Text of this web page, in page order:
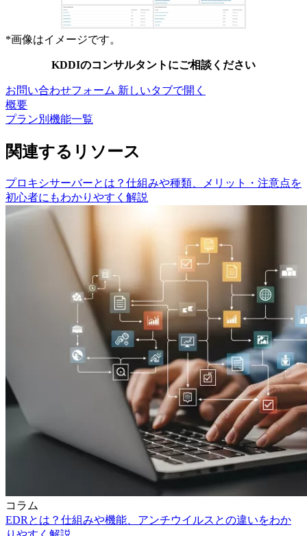
*画像はイメージです。
KDDIのコンサルタントにご相談ください
お問い合わせフォーム 新しいタブで開く
概要
プラン別機能一覧
関連するリソース
プロキシサーバーとは？仕組みや種類、メリット・注意点を
初心者にもわかりやすく解説
コラム
EDRとは？仕組みや機能、アンチウイルスとの違いをわか